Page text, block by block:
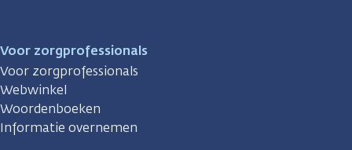
Voor zorgprofessionals
Voor zorgprofessionals
Webwinkel
Woordenboeken
Informatie overnemen